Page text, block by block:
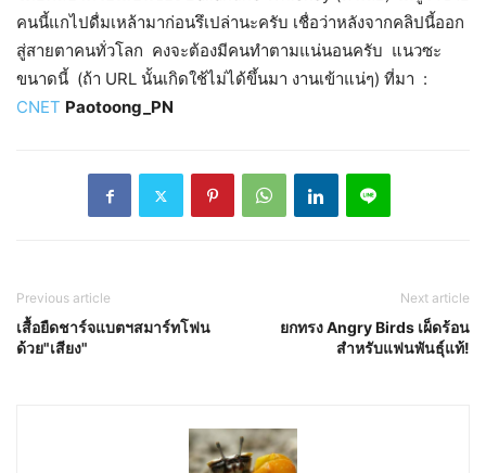
คนนี้แกไปดื่มเหล้ามาก่อนรึเปล่านะครับ เชื่อว่าหลังจากคลิปนี้ออก
สู่สายตาคนทั่วโลก คงจะต้องมีคนทำตามแน่นอนครับ แนวซะ
ขนาดนี้ (ถ้า URL นั้นเกิดใช้ไม่ได้ขึ้นมา งานเข้าแน่ๆ) ที่มา :
CNET Paotoong_PN
Previous article
เสื้อยืดชาร์จแบตฯสมาร์ทโฟน
ด้วย"เสียง"
Next article
ยกทรง Angry Birds เผ็ดร้อน
สำหรับแฟนพันธุ์แท้!